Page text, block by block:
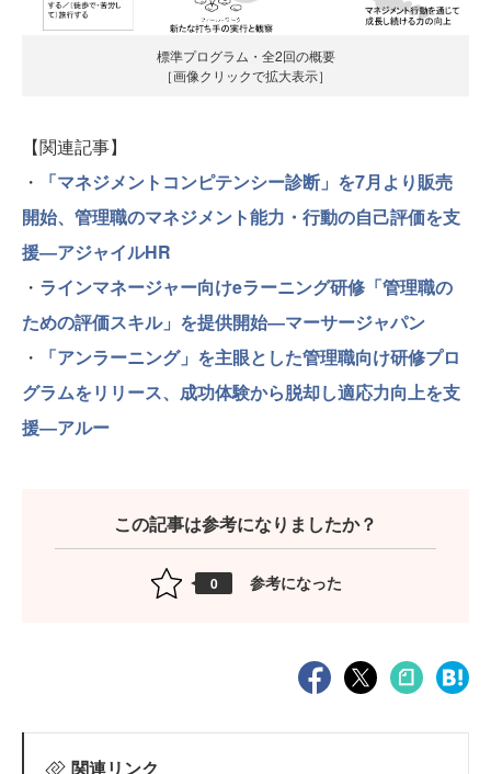
標準プログラム・全2回の概要
［画像クリックで拡大表示］
【関連記事】
・
「マネジメントコンピテンシー診断」を7月より販売
開始、管理職のマネジメント能力・行動の自己評価を支
援―アジャイルHR
・ ラインマネージャー向けeラーニング研修「管理職の
ための評価スキル」を提供開始―マーサージャパン
・
「アンラーニング」を主眼とした管理職向け研修プロ
グラムをリリース、成功体験から脱却し適応力向上を支
援―アルー
この記事は参考になりましたか？
0 参考になった
関連リンク